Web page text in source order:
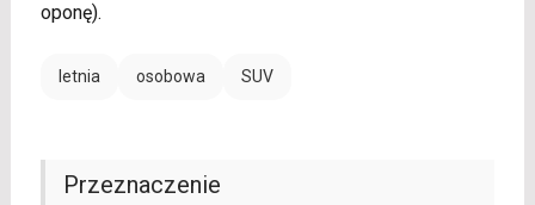
oponę).
letnia osobowa SUV
Przeznaczenie